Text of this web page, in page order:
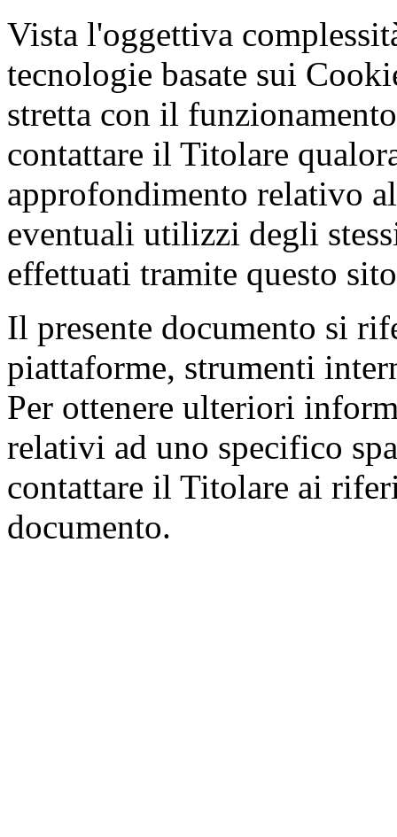
Vista l'oggettiva
tecnologie basate sui
stretta con il
contattare il Titolare
approfondimento relativo
eventuali utilizzi degli
effettuati tramite questo
Il presente documento si
piattaforme, strumenti
Per ottenere ulteriori
relativi ad uno specifico
contattare il Titolare ai
documento.